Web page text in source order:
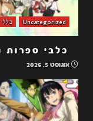
Uncategorized כללי
כלבי ספרות
אוגוסט 5, 2026